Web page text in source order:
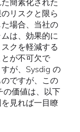
リスクと限ら
場合、当社の
は、効果的に
クを軽減する
が不可欠で
が、Sysdig の
ですが、この
の価値は、以下
見れば一目瞭